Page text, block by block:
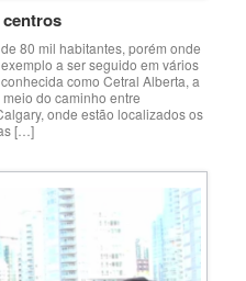
80 mil habitantes, porém onde
a ser seguido em vários
como Cetral Alberta, a
do caminho entre
onde estão localizados os
[…]